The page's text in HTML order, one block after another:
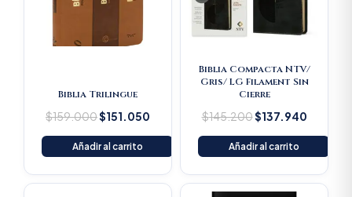
Biblia Trilingue
$159.000$151.050
Añadir al carrito
Biblia Compacta NTV/
Gris/ LG Filament Sin
Cierre
$145.200$137.940
Añadir al carrito